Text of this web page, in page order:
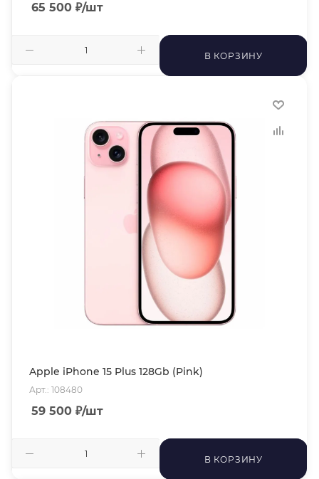
65 500 ₽/шт
В КОРЗИНУ
Apple iPhone 15 Plus 128Gb (Pink)
Арт.: 108480
59 500 ₽/шт
В КОРЗИНУ